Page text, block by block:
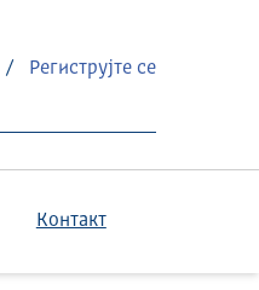
/ Региструјте се
Контакт